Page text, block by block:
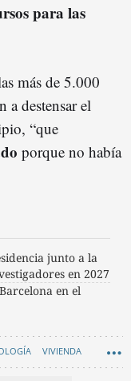
para las
más de 5.000
a destensar el
“que
porque no había
junto a la
en 2027
en el
VIVIENDA